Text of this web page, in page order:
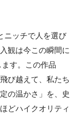
ニッチで人を選び
観は今この瞬間に
す。この作品
び越えて、私たち
の温かさ」を、史
どハイクオリティ